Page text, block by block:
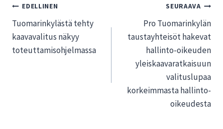
Artikkelien
selaus
EDELLINEN
Tuomarinkylästä tehty
kaavavalitus näkyy
toteuttamisohjelmassa
SEURAAVA
Pro Tuomarinkylän
taustayhteisöt hakevat
hallinto-oikeuden
yleiskaavaratkaisuun
valituslupaa
korkeimmasta hallinto-
oikeudesta